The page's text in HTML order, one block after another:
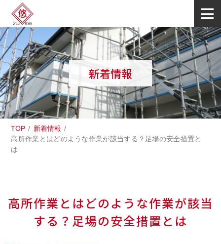
新着情報
TOP
新着情報
高所作業とはどのような作業が該当する？足場の安全措置と
は
高所作業とはどのような作業が該当
する？足場の安全措置とは